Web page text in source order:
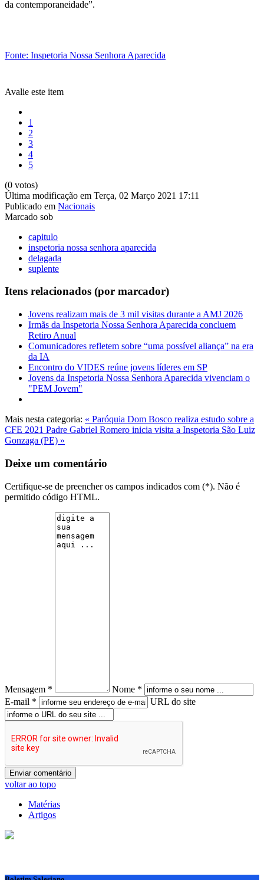
da contemporaneidade”.
Fonte: Inspetoria Nossa Senhora Aparecida
Avalie este item
1
2
3
4
5
(0 votos)
Última modificação em Terça, 02 Março 2021 17:11
Publicado em Nacionais
Marcado sob
capitulo
inspetoria nossa senhora aparecida
delagada
suplente
Itens relacionados (por marcador)
Jovens realizam mais de 3 mil visitas durante a AMJ 2026
Irmãs da Inspetoria Nossa Senhora Aparecida concluem
Retiro Anual
Comunicadores refletem sobre “uma possível aliança” na era
da IA
Encontro do VIDES reúne jovens líderes em SP
Jovens da Inspetoria Nossa Senhora Aparecida vivenciam o
"PEM Jovem"
Mais nesta categoria: « Paróquia Dom Bosco realiza estudo sobre a
CFE 2021 Padre Gabriel Romero inicia visita a Inspetoria São Luiz
Gonzaga (PE) »
Deixe um comentário
Certifique-se de preencher os campos indicados com (*). Não é
permitido código HTML.
Mensagem *
Nome *
E-mail *
URL do site
voltar ao topo
Matérias
Artigos